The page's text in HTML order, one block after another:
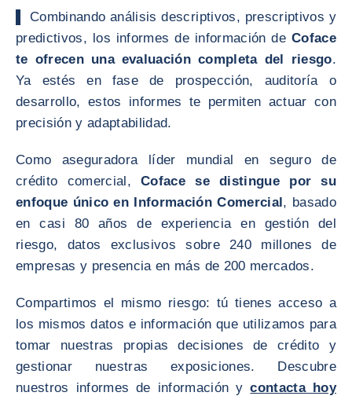
Combinando análisis descriptivos, prescriptivos y
predictivos, los informes de información de Coface
te ofrecen una evaluación completa del riesgo.
Ya estés en fase de prospección, auditoría o
desarrollo, estos informes te permiten actuar con
precisión y adaptabilidad.
Como aseguradora líder mundial en seguro de
crédito comercial,Coface se distingue por su
enfoque único en Información Comercial, basado
en casi 80 años de experiencia en gestión del
riesgo, datos exclusivos sobre 240 millones de
empresas y presencia en más de 200 mercados.
Compartimos el mismo riesgo: tú tienes acceso a
los mismos datos e información que utilizamos para
tomar nuestras propias decisiones de crédito y
gestionar nuestras exposiciones. Descubre
nuestros informes de información ycontacta hoy